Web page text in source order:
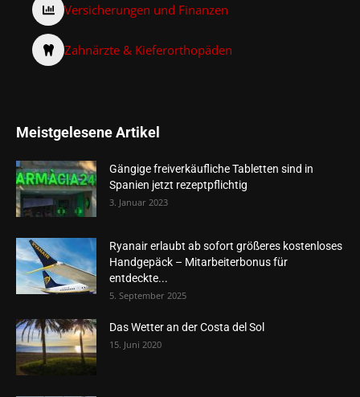
Versicherungen und Finanzen
Zahnärzte & Kieferorthopäden
Meistgelesene Artikel
Gängige freiverkäufliche Tabletten sind in
Spanien jetzt rezeptpflichtig
3. Januar 2023
Ryanair erlaubt ab sofort größeres kostenloses
Handgepäck – Mitarbeiterbonus für
entdeckte...
5. September 2025
Das Wetter an der Costa del Sol
15. Juni 2020